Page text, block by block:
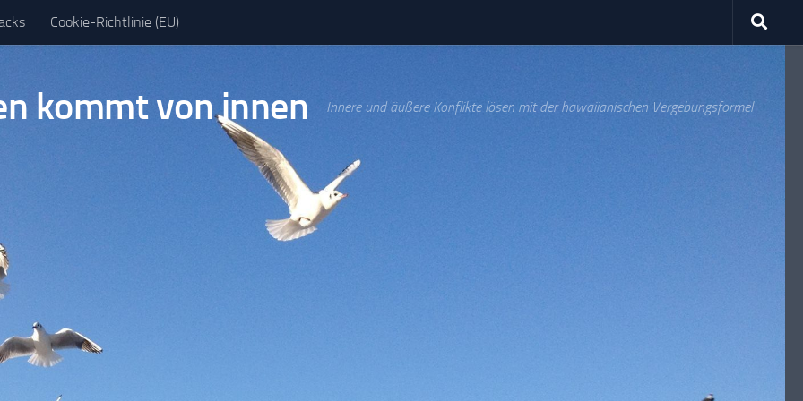
Cookie-Richtlinie (EU)
kommt von innen Innere und äußere Konflikte lösen mit der hawaiianischen Vergebungsformel